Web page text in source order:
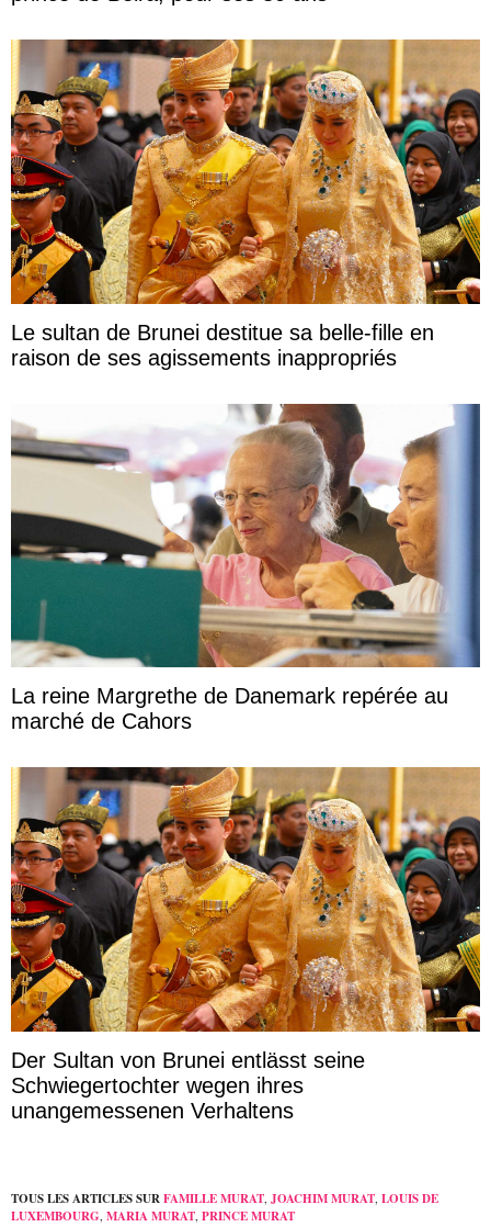
Le sultan de Brunei destitue sa belle-fille en
raison de ses agissements inappropriés
La reine Margrethe de Danemark repérée au
marché de Cahors
Der Sultan von Brunei entlässt seine
Schwiegertochter wegen ihres
unangemessenen Verhaltens
TOUS LES ARTICLES SURFAMILLE MURAT, JOACHIM MURAT, LOUIS DE
LUXEMBOURG, MARIA MURAT, PRINCE MURAT